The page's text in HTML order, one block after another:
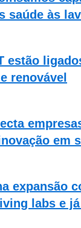
saúde às
estão
renovável
em
expansão
labs e